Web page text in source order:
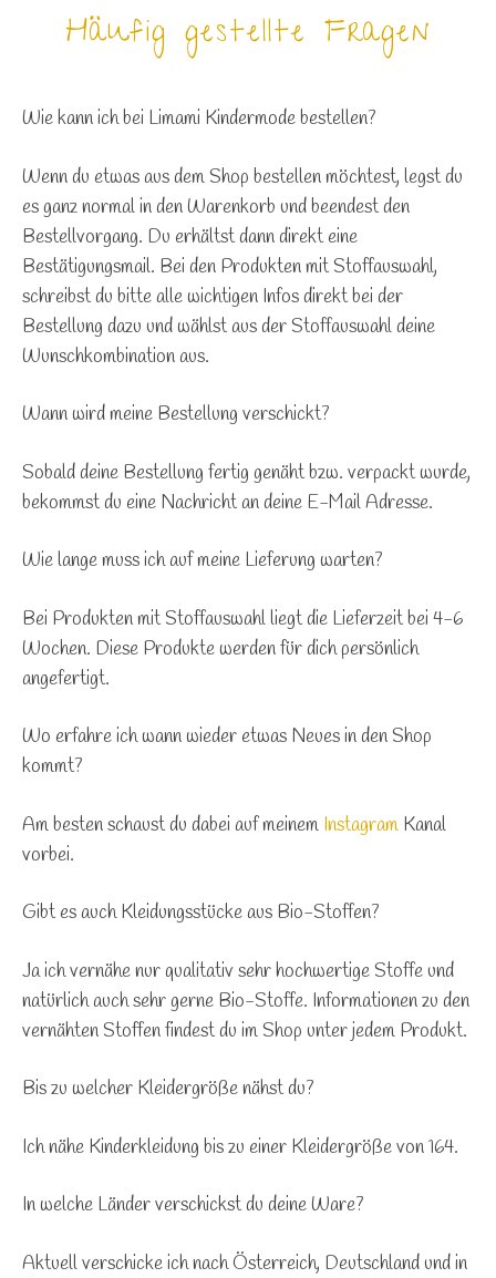
Häufig gestellte Fragen
Wie kann ich bei Limami Kindermode bestellen?
Wenn du etwas aus dem Shop bestellen möchtest, legst du
es ganz normal in den Warenkorb und beendest den
Bestellvorgang. Du erhältst dann direkt eine
Bestätigungsmail. Bei den Produkten mit Stoffauswahl,
schreibst du bitte alle wichtigen Infos direkt bei der
Bestellung dazu und wählst aus der Stoffauswahl deine
Wunschkombination aus.
Wann wird meine Bestellung verschickt?
Sobald deine Bestellung fertig genäht bzw. verpackt wurde,
bekommst du eine Nachricht an deine E-Mail Adresse.
Wie lange muss ich auf meine Lieferung warten?
Bei Produkten mit Stoffauswahl liegt die Lieferzeit bei 4-6
Wochen. Diese Produkte werden für dich persönlich
angefertigt.
Wo erfahre ich wann wieder etwas Neues in den Shop
kommt?
Am besten schaust du dabei auf meinem Instagram Kanal
vorbei.
Gibt es auch Kleidungsstücke aus Bio-Stoffen?
Ja ich vernähe nur qualitativ sehr hochwertige Stoffe und
natürlich auch sehr gerne Bio-Stoffe. Informationen zu den
vernähten Stoffen findest du im Shop unter jedem Produkt.
Bis zu welcher Kleidergröße nähst du?
Ich nähe Kinderkleidung bis zu einer Kleidergröße von 164.
In welche Länder verschickst du deine Ware?
Aktuell verschicke ich nach Österreich, Deutschland und in